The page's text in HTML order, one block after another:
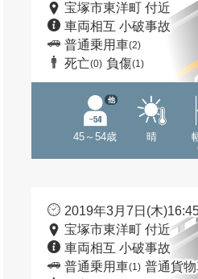
宝塚市東洋町 付近
車両相互 小破事故
普通乗用車(2)
死亡(0) 負傷(1)
45～54歳
他
晴
2019年3月7日(木
宝塚市東洋町 付近
車両相互 小破事故
普通乗用車(1) 普通貨物